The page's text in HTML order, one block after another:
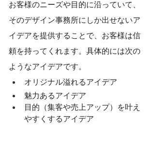
お客様のニーズや目的に沿っていて、
そのデザイン事務所にしか出せないア
イデアを提供することで、お客様は信
頼を持ってくれます。具体的には次の
ようなアイデアです。
オリジナル溢れるアイデア
魅力あるアイデア
目的（集客や売上アップ）を叶え
やすくするアイデア